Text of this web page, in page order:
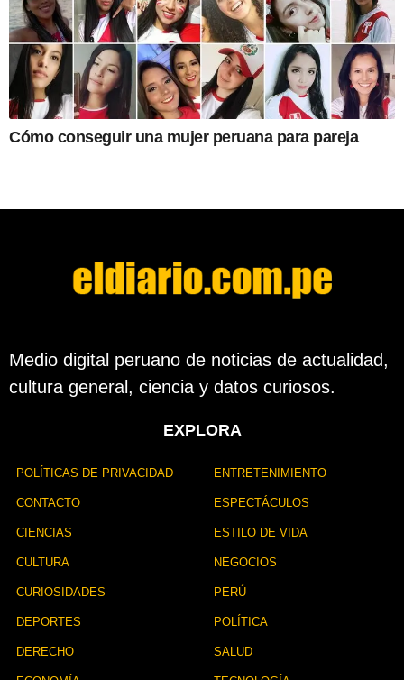
Cómo conseguir una mujer peruana para pareja
Medio digital peruano de noticias de actualidad,
cultura general, ciencia y datos curiosos.
EXPLORA
POLÍTICAS DE PRIVACIDAD
CONTACTO
CIENCIAS
CULTURA
CURIOSIDADES
DEPORTES
DERECHO
ENTRETENIMIENTO
ESPECTÁCULOS
ESTILO DE VIDA
NEGOCIOS
PERÚ
POLÍTICA
SALUD